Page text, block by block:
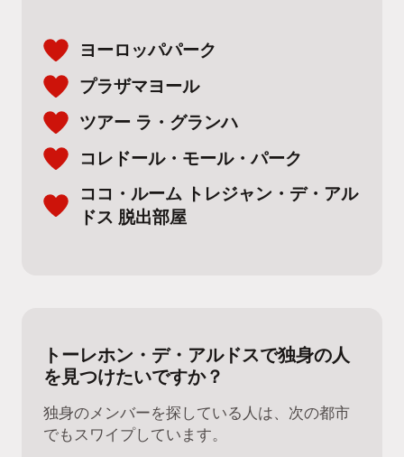
ヨーロッパパーク
プラザマヨール
ツアー ラ・グランハ
コレドール・モール・パーク
ココ・ルーム トレジャン・デ・アル
ドス 脱出部屋
トーレホン・デ・アルドスで独身の人
を見つけたいですか？
独身のメンバーを探している人は、次の都市
でもスワイプしています。